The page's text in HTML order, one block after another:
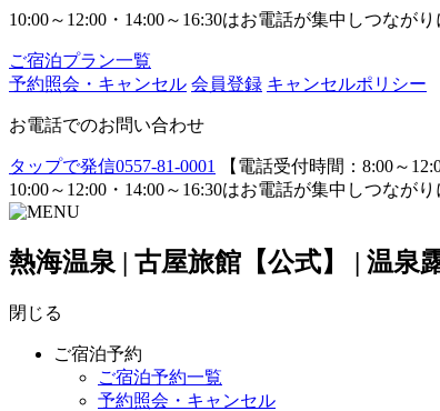
10:00～12:00・14:00～16:30はお電話が集中しつな
ご宿泊プラン一覧
予約照会・キャンセル 会員登録 キャンセルポリシー
お電話でのお問い合わせ
タップで発信0557-81-0001
【電話受付時間：8:00～
10:00～12:00・14:00～16:30はお電話が集中しつな
熱海温泉 | 古屋旅館【公式】 | 温泉
閉じる
ご宿泊予約
ご宿泊予約一覧
予約照会・キャンセル